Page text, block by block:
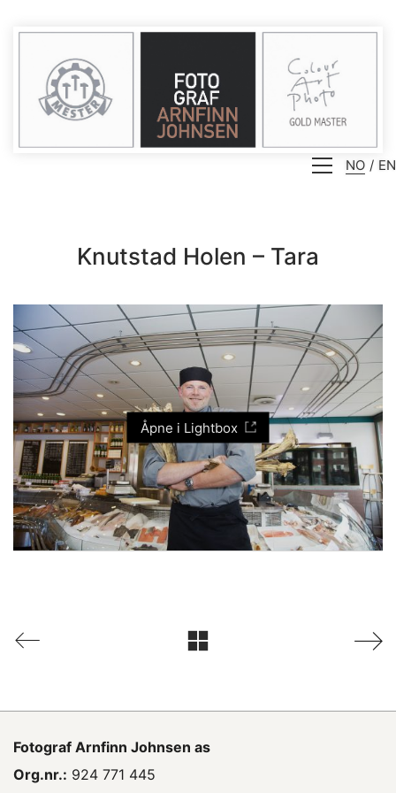
NO EN
Knutstad Holen – Tara
Åpne i Lightbox
Fotograf Arnfinn Johnsen as
Org.nr.: 924 771 445